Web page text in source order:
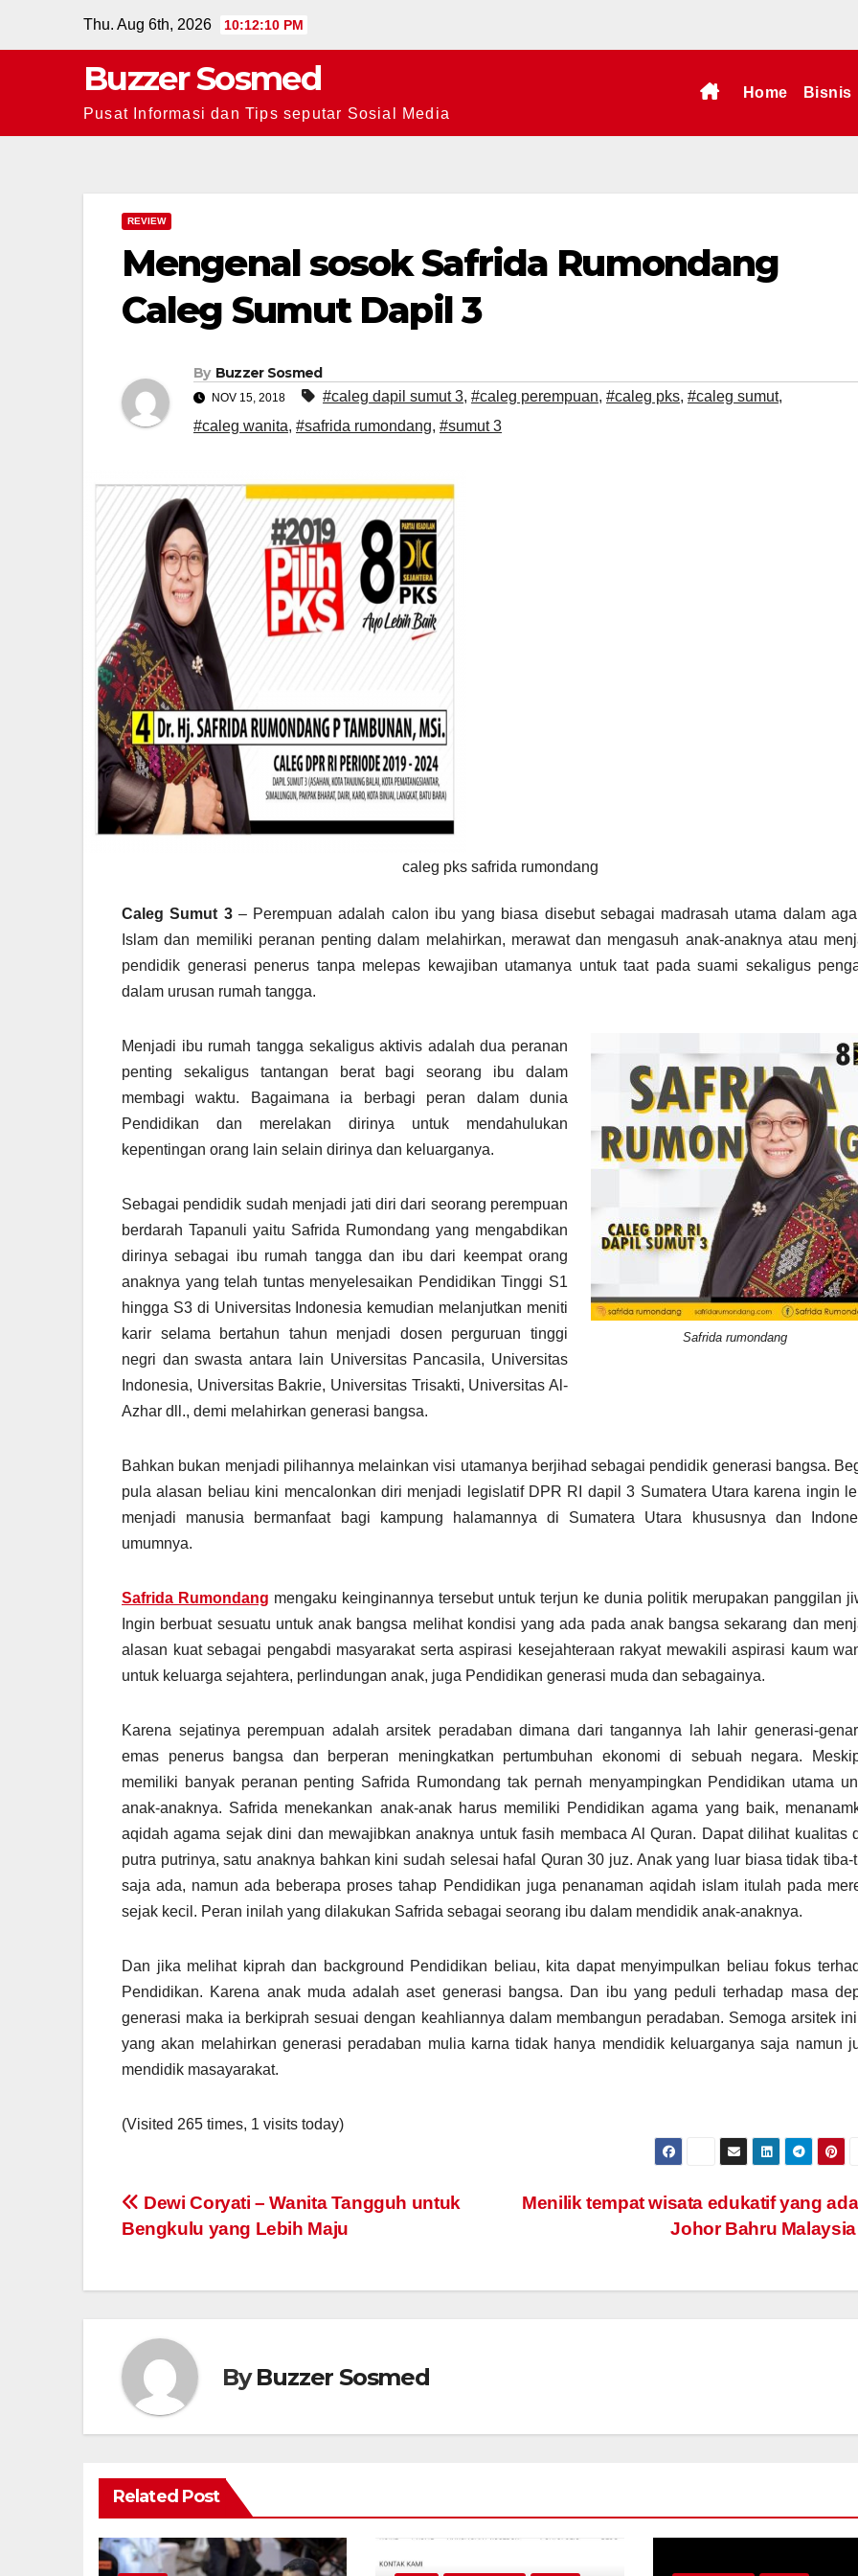
Thu. Aug 6th, 2026 10:12:11 PM
Buzzer Sosmed
Pusat Informasi dan Tips seputar Sosial Media
Home Bisnis
REVIEW
Mengenal sosok Safrida Rumondang
Caleg Sumut Dapil 3
By Buzzer Sosmed
NOV 15, 2018 #caleg dapil sumut 3, #caleg perempuan, #caleg pks, #caleg sumut,
#caleg wanita, #safrida rumondang, #sumut 3
caleg pks safrida rumondang
Caleg Sumut 3– Perempuan adalah calon ibu yang biasa disebut sebagai madrasah utama dalam
Islam dan memiliki peranan penting dalam melahirkan, merawat dan mengasuh anak-anaknya atau
pendidik generasi penerus tanpa melepas kewajiban utamanya untuk taat pada suami sekaligus
dalam urusan rumah tangga.
Safrida rumondang
Menjadi ibu rumah tangga sekaligus aktivis adalah dua peranan
penting sekaligus tantangan berat bagi seorang ibu dalam
membagi waktu. Bagaimana ia berbagi peran dalam dunia
Pendidikan dan merelakan dirinya untuk mendahulukan
kepentingan orang lain selain dirinya dan keluarganya.
Sebagai pendidik sudah menjadi jati diri dari seorang perempuan
berdarah Tapanuli yaitu Safrida Rumondang yang mengabdikan
dirinya sebagai ibu rumah tangga dan ibu dari keempat orang
anaknya yang telah tuntas menyelesaikan Pendidikan Tinggi S1
hingga S3 di Universitas Indonesia kemudian melanjutkan meniti
karir selama bertahun tahun menjadi dosen perguruan tinggi
negri dan swasta antara lain Universitas Pancasila, Universitas
Indonesia, Universitas Bakrie, Universitas Trisakti, Universitas Al-
Azhar dll., demi melahirkan generasi bangsa.
Bahkan bukan menjadi pilihannya melainkan visi utamanya berjihad sebagai pendidik generasi bangsa.
pula alasan beliau kini mencalonkan diri menjadi legislatif DPR RI dapil 3 Sumatera Utara karena ingin
menjadi manusia bermanfaat bagi kampung halamannya di Sumatera Utara khususnya dan
umumnya.
Safrida Rumondang mengaku keinginannya tersebut untuk terjun ke dunia politik merupakan panggilan
Ingin berbuat sesuatu untuk anak bangsa melihat kondisi yang ada pada anak bangsa sekarang dan
alasan kuat sebagai pengabdi masyarakat serta aspirasi kesejahteraan rakyat mewakili aspirasi kaum
untuk keluarga sejahtera, perlindungan anak, juga Pendidikan generasi muda dan sebagainya.
Karena sejatinya perempuan adalah arsitek peradaban dimana dari tangannya lah lahir generasi-
emas penerus bangsa dan berperan meningkatkan pertumbuhan ekonomi di sebuah negara.
memiliki banyak peranan penting Safrida Rumondang tak pernah menyampingkan Pendidikan utama
anak-anaknya. Safrida menekankan anak-anak harus memiliki Pendidikan agama yang baik,
aqidah agama sejak dini dan mewajibkan anaknya untuk fasih membaca Al Quran. Dapat dilihat kualitas
putra putrinya, satu anaknya bahkan kini sudah selesai hafal Quran 30 juz. Anak yang luar biasa tidak tiba-
saja ada, namun ada beberapa proses tahap Pendidikan juga penanaman aqidah islam itulah pada
sejak kecil. Peran inilah yang dilakukan Safrida sebagai seorang ibu dalam mendidik anak-anaknya.
Dan jika melihat kiprah dan background Pendidikan beliau, kita dapat menyimpulkan beliau fokus
Pendidikan. Karena anak muda adalah aset generasi bangsa. Dan ibu yang peduli terhadap masa
generasi maka ia berkiprah sesuai dengan keahliannya dalam membangun peradaban. Semoga arsitek
yang akan melahirkan generasi peradaban mulia karna tidak hanya mendidik keluarganya saja namun
mendidik masayarakat.
(Visited 265 times, 1 visits today)
Post
navigation
Menilik tempat wisata edukatif yang
Johor Bahru
Dewi Coryati – Wanita Tangguh untuk
Bengkulu yang Lebih Maju
ByBuzzer Sosmed
Related Post